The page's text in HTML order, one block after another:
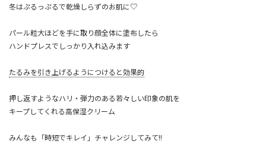
冬はぷるっぷるで乾燥しらずのお肌に♡
パール粒大ほどを手に取り顔全体に塗布したら
ハンドプレスでしっかり入れ込みます
たるみを引き上げるようにつけると効果的
押し返すようなハリ・弾力のある若々しい印象の肌を
キープしてくれる高保湿クリーム
みんなも「時短でキレイ」チャレンジしてみて!!